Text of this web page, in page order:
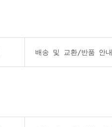
배송 및 교환/반품 안내